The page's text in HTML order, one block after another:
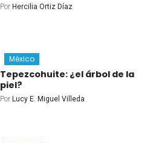
Por Hercilia Ortiz Díaz
México
Tepezcohuite: ¿el árbol de la
piel?
Por Lucy E. Miguel Villeda